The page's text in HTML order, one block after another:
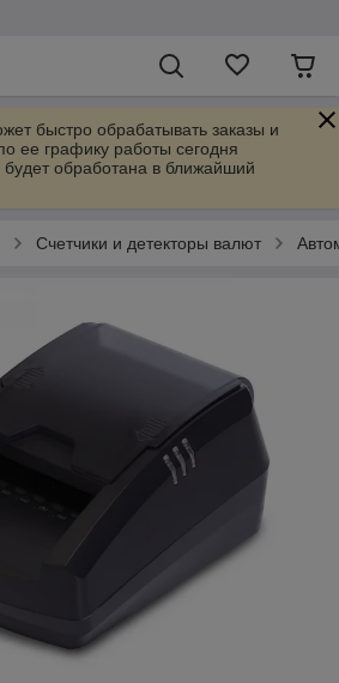
быстро обрабатывать заказы и
ее графику работы сегодня
обработана в ближайший
Счетчики и детекторы валют